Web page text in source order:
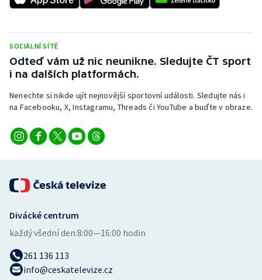
Sportovní střelba
Stolní tenis
Triatlon
Veslování
Volejbal
SOCIÁLNÍ SÍTĚ
Odteď vám už nic neunikne. Sledujte ČT sport
i na dalších platformách.
Nenechte si nikde ujít nejnovější sportovní události. Sledujte nás i
na Facebooku, X, Instagramu, Threads či YouTube a buďte v obraze.
Divácké centrum
každý všední den:8:00—16:00 hodin
261 136 113
info@ceskatelevize.cz